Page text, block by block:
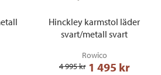
Hinckley karmstol läder
svart/metall svart
Rowico
4 995 kr 1 495 kr